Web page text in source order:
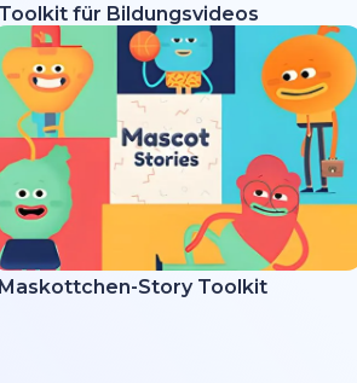
Toolkit für Bildungsvideos
Maskottchen-Story Toolkit